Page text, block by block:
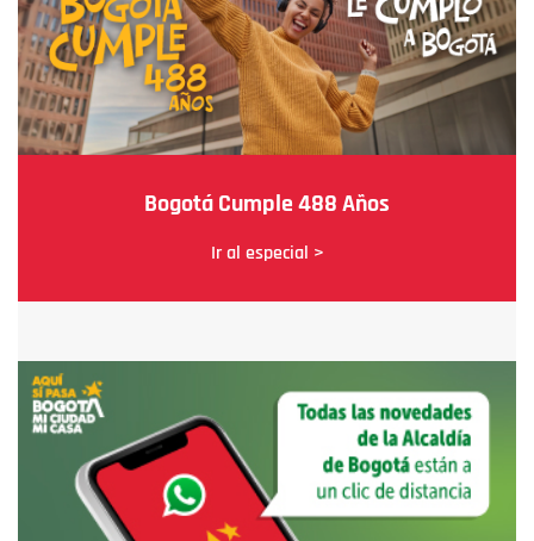
Bogotá Cumple 488 Años
Ir al especial >